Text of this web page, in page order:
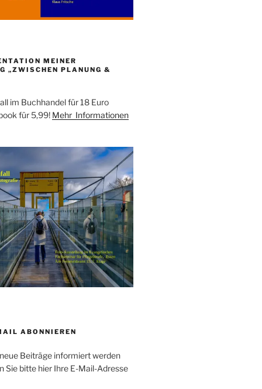
MEINER
„ZWISCHEN PLANUNG &
im Buchhandel für 18 Euro
für 5,99! Mehr Informationen
ABONNIEREN
Beiträge informiert werden
Sie bitte hier Ihre E-Mail-Adresse